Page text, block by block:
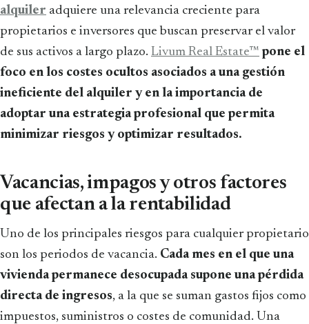
alquiler adquiere una relevancia creciente para
propietarios e inversores que buscan preservar el valor
de sus activos a largo plazo. Livum Real Estate™ pone el
foco en los costes ocultos asociados a una gestión
ineficiente del alquiler y en la importancia de
adoptar una estrategia profesional que permita
minimizar riesgos y optimizar resultados.
Vacancias, impagos y otros factores
que afectan a la rentabilidad
Uno de los principales riesgos para cualquier propietario
son los periodos de vacancia. Cada mes en el que una
vivienda permanece desocupada supone una pérdida
directa de ingresos, a la que se suman gastos fijos como
impuestos, suministros o costes de comunidad. Una